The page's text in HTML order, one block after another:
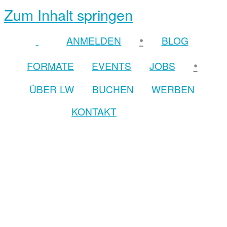
Zum Inhalt springen
ANMELDEN •
BLOG
FORMATE
EVENTS JOBS •
ÜBER LW BUCHEN
WERBEN
KONTAKT